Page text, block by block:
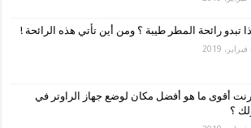
تبدو رائحة المطر طيبة ؟ ومن أين تأتي هذه الرائحة !
أقوى ما هو أفضل مكان لوضع جهاز الراوتر في
؟